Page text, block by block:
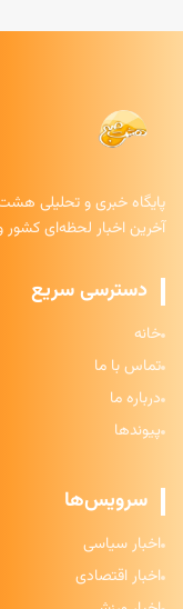
پایگاه خبری و تحلیلی
آخرین اخبار لحظه‌ای کشور
دسترسی سریع
خانه
تماس با ما
درباره ما
پیوندها
سرویس‌ها
اخبار سیاسی
اخبار اقتصادی